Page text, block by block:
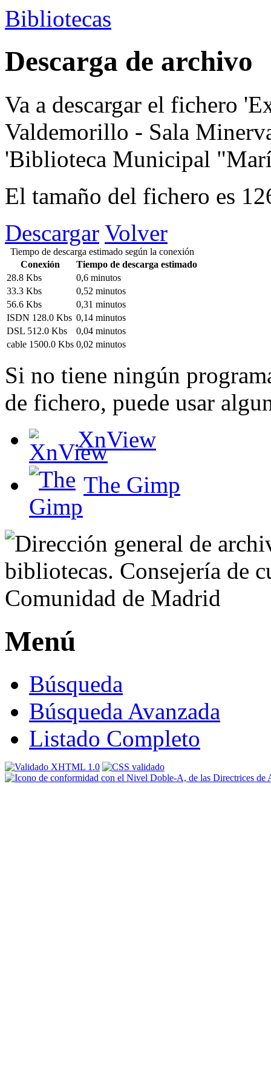
Bibliotecas
Descarga de archivo
Va a descargar el fichero
Valdemorillo - Sala
'Biblioteca Municipal
El tamaño del fichero es
Descargar Volver
Tiempo de descarga estimado según la conexión
Conexión
Tiempo de descarga estimado
28.8 Kbs
0,6 minutos
33.3 Kbs
0,52 minutos
56.6 Kbs
0,31 minutos
ISDN 128.0 Kbs 0,14 minutos
DSL 512.0 Kbs
0,04 minutos
cable 1500.0 Kbs 0,02 minutos
Si no tiene ningún
de fichero, puede usar
XnView
The Gimp
Menú
Búsqueda
Búsqueda Avanzada
Listado Completo